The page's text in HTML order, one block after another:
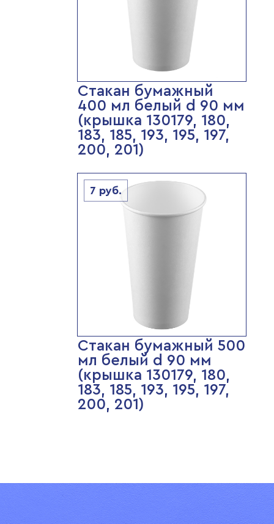
Стакан бумажный
400 мл белый d 90 мм
(крышка 130179, 180,
183, 185, 193, 195, 197,
200, 201)
7 руб.
Стакан бумажный 500
мл белый d 90 мм
(крышка 130179, 180,
183, 185, 193, 195, 197,
200, 201)